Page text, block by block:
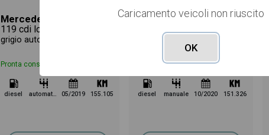
Mercedes Vito
grigio automatico
Pronta consegna
diesel automatico 05/2019 155.105
Mercedes Sprinter
Pronta consegna
diesel manuale 10/2020 151.326
Caricamento veicoli non riuscito
OK